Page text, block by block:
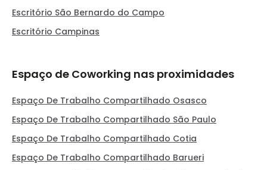
Escritório São Bernardo do Campo
Escritório Campinas
Espaço de Coworking nas proximidades
Espaço De Trabalho Compartilhado Osasco
Espaço De Trabalho Compartilhado São Paulo
Espaço De Trabalho Compartilhado Cotia
Espaço De Trabalho Compartilhado Barueri